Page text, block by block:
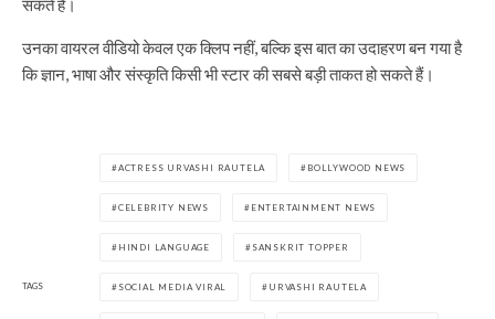
सकते हैं।
उनका वायरल वीडियो केवल एक क्लिप नहीं, बल्कि इस बात का उदाहरण बन गया है
कि ज्ञान, भाषा और संस्कृति किसी भी स्टार की सबसे बड़ी ताकत हो सकते हैं।
TAGS
ACTRESS URVASHI RAUTELA BOLLYWOOD NEWS
CELEBRITY NEWS ENTERTAINMENT NEWS
HINDI LANGUAGE SANSKRIT TOPPER
SOCIAL MEDIA VIRAL URVASHI RAUTELA